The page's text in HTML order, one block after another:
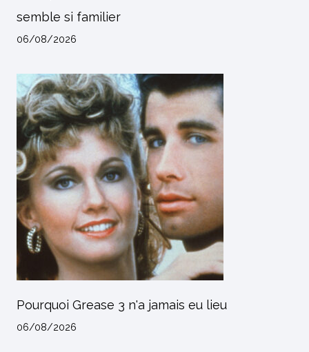
semble si familier
06/08/2026
Pourquoi Grease 3 n'a jamais eu lieu
06/08/2026